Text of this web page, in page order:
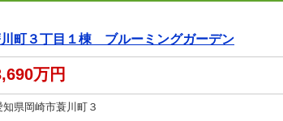
町３丁目１棟 ブルーミングガーデン
万円
知県岡崎市蓑川町３